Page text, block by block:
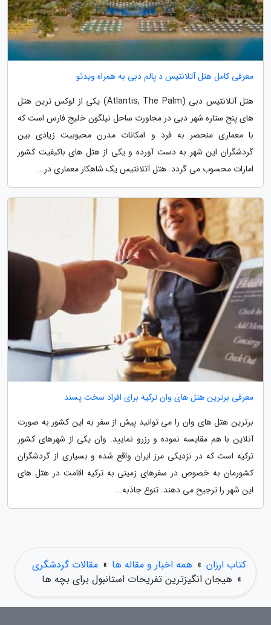
معرفی کامل هتل آتلانتیس د پالم دبی به همراه ویدئو
هتل آتلانتیس دبی (Atlantis, The Palm) یکی از لوکس ترین هتل
های پنج ستاره شهر دبی در مجاورت ساحل نیلگون خلیج فارس است که
با معماری منحصر به فرد و امکانات مدرن محبوبیت زیادی بین
گردشگران این شهر به دست آورده و یکی از هتل های باکیفیت کشور
امارات محسوب می گردد. هتل آتلانتیس یک شاهکار معماری در...
معرفی برترین هتل های وان ترکیه برای افراد سخت پسند
برترین هتل های وان را می توانید پیش از سفر به این کشور به صورت
آنلاین با هم مقایسه نموده و رزرو نمایید. وان یکی از شهرهای کشور
ترکیه است که در نزدیکی مرز ایران واقع شده و بسیاری از گردشگران
کشورمان به خصوص در سفرهای زمینی به ترکیه اقامت در هتل های
این شهر را ترجیح می دهند. تنوع جاذبه...
کتاب ارزان » همه اخبار و مقاله ها » مقالات گردشگری
» هیجان انگیزترین تفریحات استانبول برای بچه ها